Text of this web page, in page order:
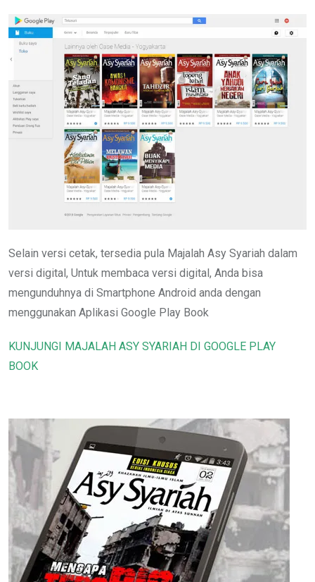
Selain versi cetak, tersedia pula Majalah Asy Syariah dalam
versi digital, Untuk membaca versi digital, Anda bisa
mengunduhnya di Smartphone Android anda dengan
menggunakan Aplikasi Google Play Book
KUNJUNGI MAJALAH ASY SYARIAH DI GOOGLE PLAY
BOOK